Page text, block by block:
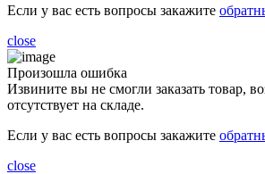
Если у вас есть вопросы закажите
close
Произошла ошибка
Извините вы не смогли заказать товар,
отсутствует на складе.
Если у вас есть вопросы закажите
close